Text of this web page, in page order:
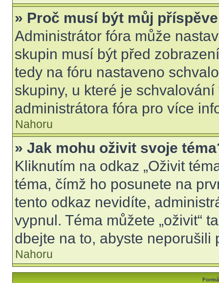
» Proč musí být můj
Administrátor fóra může
skupin musí být před
tedy na fóru nastaveno
skupiny, u které je
administrátora fóra pro více
Nahoru
» Jak mohu oživit svoje
Kliknutím na odkaz „Oživit
téma, čímž ho posunete na
tento odkaz nevidíte,
vypnul. Téma můžete „oživit“
dbejte na to, abyste neporušili
Nahoru